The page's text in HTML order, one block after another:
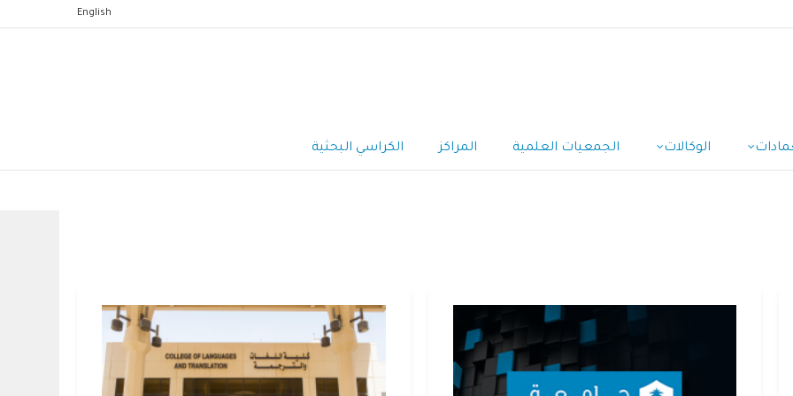
English
الوكالات الجمعيات العلمية المراكز الكراسي البحثية